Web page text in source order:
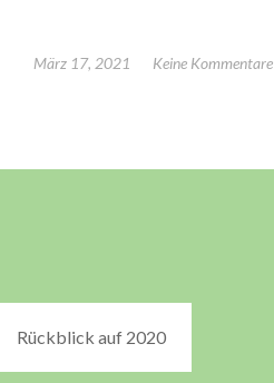
März 17, 2021 Keine Kommentare
Rückblick auf 2020